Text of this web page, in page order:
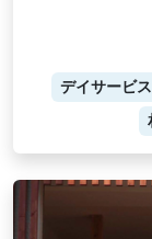
デイサービス